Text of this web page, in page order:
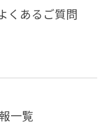
くあるご質問
一覧